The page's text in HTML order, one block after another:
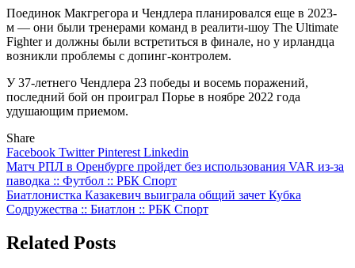
Поединок Макгрегора и Чендлера планировался еще в 2023-
м — они были тренерами команд в реалити-шоу The Ultimate
Fighter и должны были встретиться в финале, но у ирландца
возникли проблемы с допинг-контролем.
У 37-летнего Чендлера 23 победы и восемь поражений,
последний бой он проиграл Порье в ноябре 2022 года
удушающим приемом.
Share
Facebook TwitterPinterest Linkedin
Навигация
по
записям
Матч РПЛ в Оренбурге пройдет без использования VAR из-за
паводка :: Футбол :: РБК Спорт
Биатлонистка Казакевич выиграла общий зачет Кубка
Содружества :: Биатлон :: РБК Спорт
Related Posts